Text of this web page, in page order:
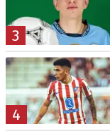
3
4